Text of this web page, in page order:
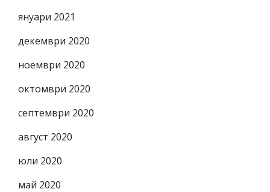
януари 2021
декември 2020
ноември 2020
октомври 2020
септември 2020
август 2020
юли 2020
май 2020